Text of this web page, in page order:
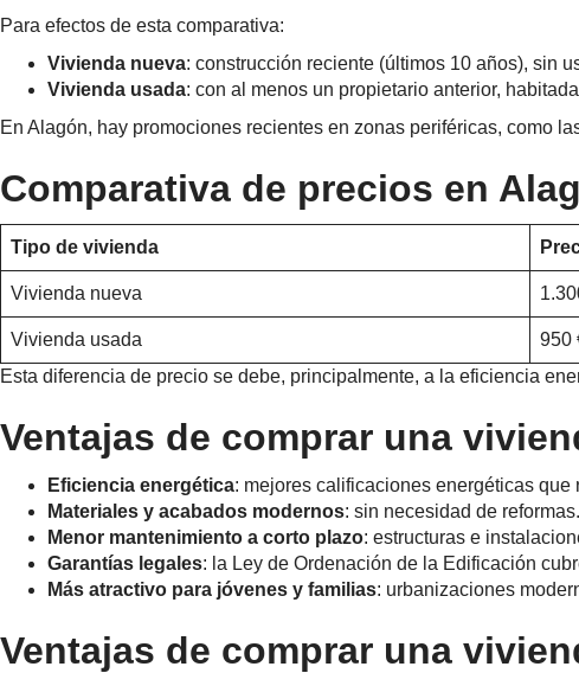
Para efectos de esta comparativa:
Vivienda nueva: construcción reciente (últimos 10 años), sin
Vivienda usada: con al menos un propietario anterior,
En Alagón, hay promociones recientes en zonas periféricas, como
Comparativa de precios en
Tipo de vivienda
Vivienda nueva
Vivienda usada 950
Esta diferencia de precio se debe, principalmente, a la eficiencia
Ventajas de comprar una
Eficiencia energética: mejores calificaciones energéticas que
Materiales y acabados modernos: sin necesidad de reformas.
Menor mantenimiento a corto plazo: estructuras e
Garantías legales: la Ley de Ordenación de la Edificación
Más atractivo para jóvenes y familias: urbanizaciones
Ventajas de comprar una